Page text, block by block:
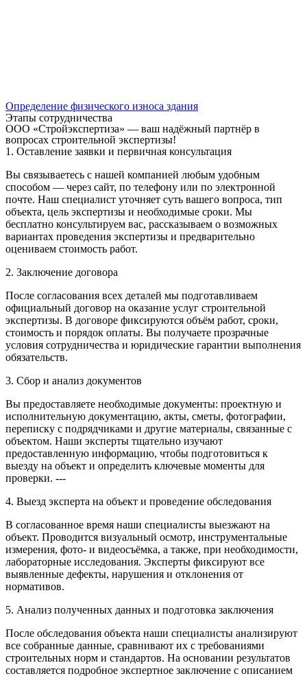
Определение физического износа здания
Этапы сотрудничества
ООО «Стройэкспертиза» — ваш надёжный партнёр в
вопросах строительной экспертизы!
1. Оставление заявки и первичная консультация
Вы связываетесь с нашей компанией любым удобным
способом — через сайт, по телефону или по электронной
почте. Наш специалист уточняет суть вашего вопроса, тип
объекта, цель экспертизы и необходимые сроки. Мы
бесплатно консультируем вас, рассказываем о возможных
вариантах проведения экспертизы и предварительно
оцениваем стоимость работ.
2. Заключение договора
После согласования всех деталей мы подготавливаем
официальный договор на оказание услуг строительной
экспертизы. В договоре фиксируются объём работ, сроки,
стоимость и порядок оплаты. Вы получаете прозрачные
условия сотрудничества и юридические гарантии выполнения
обязательств.
3. Сбор и анализ документов
Вы предоставляете необходимые документы: проектную и
исполнительную документацию, акты, сметы, фотографии,
переписку с подрядчиками и другие материалы, связанные с
объектом. Наши эксперты тщательно изучают
предоставленную информацию, чтобы подготовиться к
выезду на объект и определить ключевые моменты для
проверки. ---
4. Выезд эксперта на объект и проведение обследования
В согласованное время наши специалисты выезжают на
объект. Проводится визуальный осмотр, инструментальные
измерения, фото- и видеосъёмка, а также, при необходимости,
лабораторные исследования. Эксперты фиксируют все
выявленные дефекты, нарушения и отклонения от
нормативов.
5. Анализ полученных данных и подготовка заключения
После обследования объекта наши специалисты анализируют
все собранные данные, сравнивают их с требованиями
строительных норм и стандартов. На основании результатов
составляется подробное экспертное заключение с описанием